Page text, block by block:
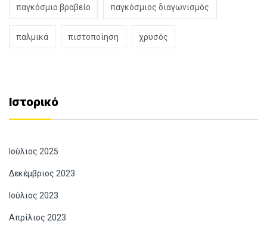
παγκόσμιο βραβείο παγκόσμιος διαγωνισμός
παλμικά πιστοποίηση χρυσός
Ιστορικό
Ιούλιος 2025
Δεκέμβριος 2023
Ιούλιος 2023
Απρίλιος 2023